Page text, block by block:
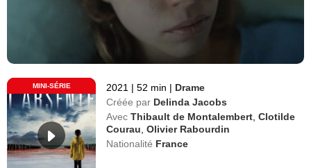
MINI-SÉRIE 2021 | 52 min | Drame
Créée par Delinda Jacobs
Avec Thibault de Montalembert ,Clotilde
Courau ,Olivier Rabourdin
Nationalité France